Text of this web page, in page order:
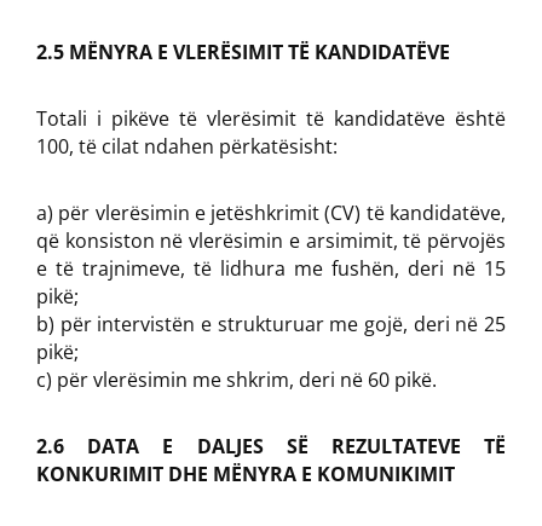
2.5 MËNYRA E VLERËSIMIT TË KANDIDATËVE
Totali i pikëve të vlerësimit të kandidatëve është
100, të cilat ndahen përkatësisht:
a) për vlerësimin e jetëshkrimit (CV) të kandidatëve,
që konsiston në vlerësimin e arsimimit, të përvojës
e të trajnimeve, të lidhura me fushën, deri në 15
pikë;
b) për intervistën e strukturuar me gojë, deri në 25
pikë;
c) për vlerësimin me shkrim, deri në 60 pikë.
2.6 DATA E DALJES SË REZULTATEVE TË
KONKURIMIT DHE MËNYRA E KOMUNIKIMIT